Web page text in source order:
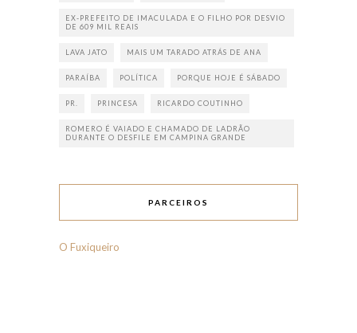
EX-PREFEITO DE IMACULADA E O FILHO POR DESVIO
DE 609 MIL REAIS
LAVA JATO MAIS UM TARADO ATRÁS DE ANA
PARAÍBA POLÍTICA PORQUE HOJE É SÁBADO
PR. PRINCESA RICARDO COUTINHO
ROMERO É VAIADO E CHAMADO DE LADRÃO
DURANTE O DESFILE EM CAMPINA GRANDE
PARCEIROS
O Fuxiqueiro